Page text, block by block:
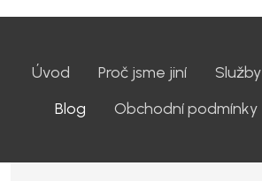
Úvod Proč jsme jiní Služby
Blog
Obchodní podmínky